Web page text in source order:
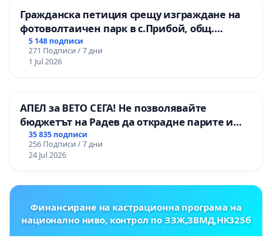
Гражданска петиция срещу изграждане на
фотоволтаичен парк в с.Прибой, общ.
Радомир
5 148 подписи
271 Подписи / 7 дни
1 Jul 2026
АПЕЛ за ВЕТО СЕГА! Не позволявайте
бюджетът на Радев да открадне парите и
правата ни в тъмното
35 835 подписи
256 Подписи / 7 дни
24 Jul 2026
Финансиране на кастрационна програма на
национално ниво, контрол по ЗЗЖ,ЗВМД,НК325б